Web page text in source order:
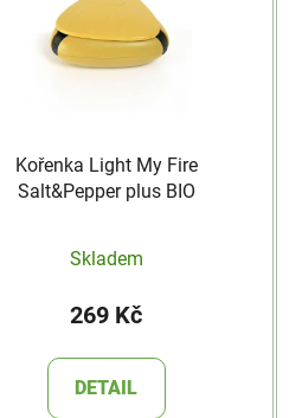
Kořenka Light My Fire
Salt&Pepper plus BIO
Skladem
269 Kč
DETAIL